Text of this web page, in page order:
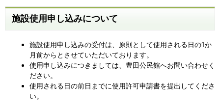
施設使用申し込みについて
施設使用申し込みの受付は、原則として使用される日の1か
月前からとさせていただいております。
使用申し込みにつきましては、豊田公民館へお問い合わせく
ださい。
使用される日の前日までに使用許可申請書を提出してくださ
い。